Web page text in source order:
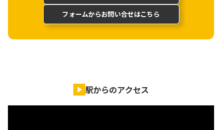
フォームからお問い合せはこちら
駅からのアクセス